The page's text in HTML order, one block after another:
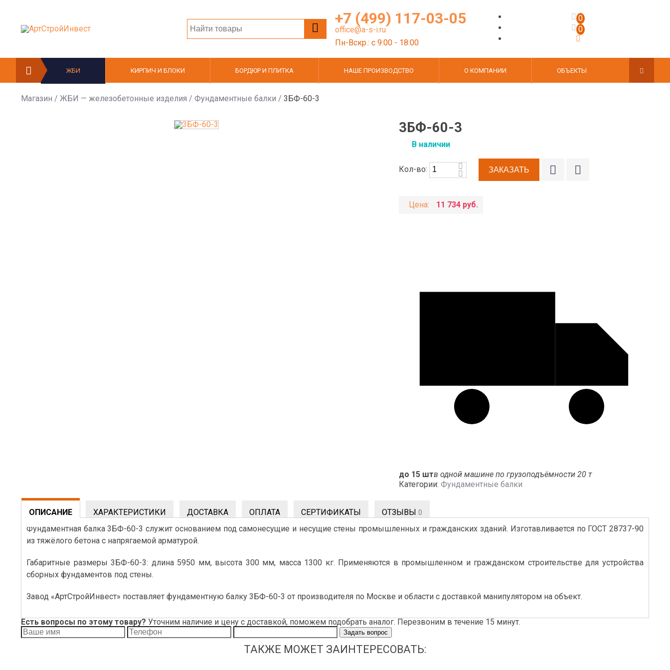
+7 (499) 117-03-05
office@a-s-i.ru
Пн-Вскр.: c 9:00 - 18:00
0
0
ЖБИ КИРПИЧ И БЛОКИ БОРДЮР И ПЛИТКА НАШЕ ПРОИЗВОДСТВО О КОМПАНИИ ОБЪЕКТЫ
Магазин / ЖБИ — железобетонные изделия / Фундаментные балки / 3БФ-60-3
3БФ-60-3
В наличии
Кол-во:
Цена: 11 734 руб.
до 15 штв одной машине по грузоподъёмности 20 т
Категории: Фундаментные балки
ОПИСАНИЕ ХАРАКТЕРИСТИКИ ДОСТАВКА ОПЛАТА СЕРТИФИКАТЫ ОТЗЫВЫ 0
Фундаментная балка 3БФ-60-3 служит основанием под самонесущие и несущие стены промышленных и гражданских зданий. Изготавливается по ГОСТ 28737-90
из тяжёлого бетона с напрягаемой арматурой.
Габаритные размеры 3БФ-60-3: длина 5950 мм, высота 300 мм, масса 1300 кг. Применяются в промышленном и гражданском строительстве для устройства
сборных фундаментов под стены.
Завод «АртСтройИнвест» поставляет фундаментную балку 3БФ-60-3 от производителя по Москве и области с доставкой манипулятором на объект.
Есть вопросы по этому товару? Уточним наличие и цену с доставкой, поможем подобрать аналог. Перезвоним в течение 15 минут.
Задать вопрос
ТАКЖЕ МОЖЕТ ЗАИНТЕРЕСОВАТЬ: